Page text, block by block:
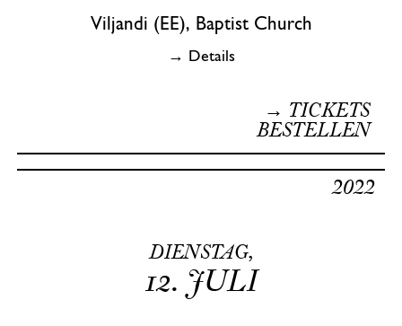
Viljandi (EE), Baptist Church
→ Details
→ TICKETS
BESTELLEN
DIENSTAG,
12. JULI
2022